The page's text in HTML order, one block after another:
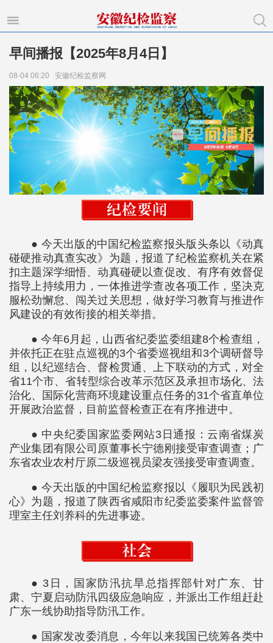
早间播报【2025年8月4日】
08-04 06:20 安徽纪检监察网
● 今天出版的中国纪检监察报头版头条以《动真
碰硬推动真查实改》为题，报道了纪检监察机关在紧
扣主题深学细悟、动真碰硬以查促改、有序有效督促
指导上持续用力，一体推进学查改各项工作，坚决克
服松劲懈怠、闯关过关思想，做好学习教育与推进作
风建设的有效衔接的相关举措。
● 今年6月起，山西省纪委监委组建8个检查组，
并依托正在驻点巡视的3个省委巡视组和3个调研督导
组，以纪巡结合、督检贯通、上下联动的方式，对全
省11个市、省转型综合改革示范区及承担市场化、法
治化、国际化营商环境建设重点任务的31个省直单位
开展政治监督，目前监督检查正在有序推进中。
● 中央纪委国家监委网站3日通报：云南省煤炭
产业集团有限公司原董事长宁德刚接受审查调查；广
东省农业农村厅原二级巡视员梁友强接受审查调查。
● 今天出版的中国纪检监察报以《履职为民践初
心》为题，报道了陕西省咸阳市纪委监委案件监督管
理室主任刘养科的先进事迹。
● 3日，国家防汛抗旱总指挥部针对广东、甘
肃、宁夏启动防汛四级应急响应，并派出工作组赶赴
广东一线协助指导防汛工作。
● 国家发改委消息，今年以来我国已统筹各类中